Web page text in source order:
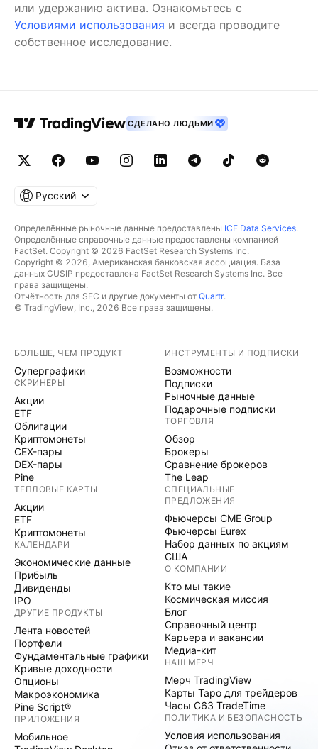
или удержанию актива. Ознакомьтесь с
Условиями использования и всегда проводите
собственное исследование.
СДЕЛАНО ЛЮДЬМИ
Русский
Определённые рыночные данные предоставлены ICE Data Services.
Определённые справочные данные предоставлены компанией
FactSet. Copyright © 2026 FactSet Research Systems Inc.
Copyright © 2026, Американская банковская ассоциация. База
данных CUSIP предоставлена FactSet Research Systems Inc. Все
права защищены.
Отчётность для SEC и другие документы от Quartr.
© TradingView, Inc., 2026 Все права защищены.
БОЛЬШЕ, ЧЕМ ПРОДУКТ
Суперграфики
СКРИНЕРЫ
Акции
ETF
Облигации
Криптомонеты
CEX-пары
DEX-пары
Pine
ТЕПЛОВЫЕ КАРТЫ
Акции
ETF
Криптомонеты
КАЛЕНДАРИ
Экономические данные
Прибыль
Дивиденды
IPO
ДРУГИЕ ПРОДУКТЫ
Лента новостей
Портфели
Фундаментальные графики
Кривые доходности
Опционы
Макроэкономика
Pine Script®
ПРИЛОЖЕНИЯ
Мобильное
ИНСТРУМЕНТЫ И ПОДПИСКИ
Возможности
Подписки
Рыночные данные
Подарочные подписки
ТОРГОВЛЯ
Обзор
Брокеры
Сравнение брокеров
The Leap
СПЕЦИАЛЬНЫЕ
ПРЕДЛОЖЕНИЯ
Фьючерсы CME Group
Фьючерсы Eurex
Набор данных по акциям
США
О КОМПАНИИ
Кто мы такие
Космическая миссия
Блог
Справочный центр
Карьера и вакансии
Медиа-кит
НАШ МЕРЧ
Мерч TradingView
Карты Таро для трейдеров
Часы C63 TradeTime
ПОЛИТИКА И БЕЗОПАСНОСТЬ
Условия использования